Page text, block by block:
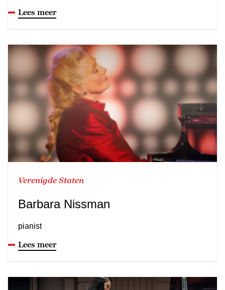
Lees meer
Verenigde Staten
Barbara Nissman
pianist
Lees meer